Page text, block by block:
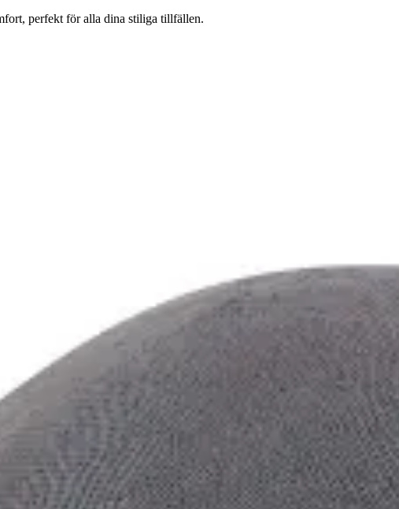
perfekt för alla dina stiliga tillfällen.